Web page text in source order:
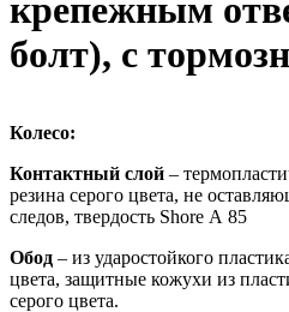
крепежным
болт), с
Колесо:
Контактный слой –
резина серого цвета, не
следов, твердость Shore А 85
Обод – из ударостойкого
цвета, защитные кожухи из
серого цвета.